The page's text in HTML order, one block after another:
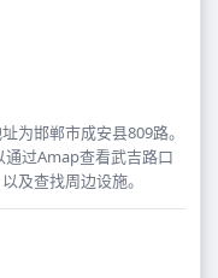
为邯郸市成安县809路。
通过Amap查看武吉路口
及查找周边设施。